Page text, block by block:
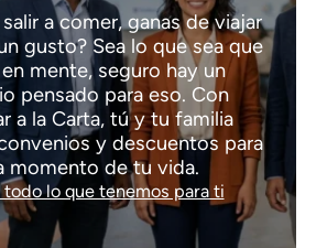
a comer, ganas de viajar
gusto? Sea lo que sea que
mente, seguro hay un
pensado para eso. Con
a la Carta, tú y tu familia
y descuentos para
momento de tu vida.
lo que tenemos para ti